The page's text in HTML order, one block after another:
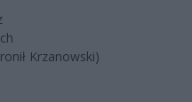
Krzanowski)